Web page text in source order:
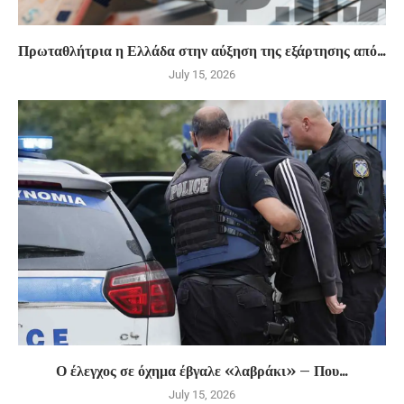
Πρωταθλήτρια η Ελλάδα στην αύξηση της εξάρτησης από...
July 15, 2026
Ο έλεγχος σε όχημα έβγαλε «λαβράκι» – Που...
July 15, 2026